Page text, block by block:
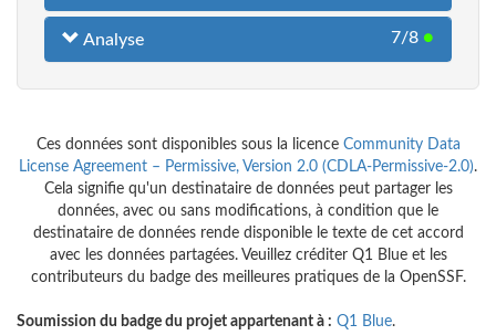
Analyse 7/8 ●
Ces données sont disponibles sous la licence Community Data
License Agreement – Permissive, Version 2.0 (CDLA-Permissive-2.0).
Cela signifie qu'un destinataire de données peut partager les
données, avec ou sans modifications, à condition que le
destinataire de données rende disponible le texte de cet accord
avec les données partagées. Veuillez créditer Q1 Blue et les
contributeurs du badge des meilleures pratiques de la OpenSSF.
Soumission du badge du projet appartenant à : Q1 Blue.